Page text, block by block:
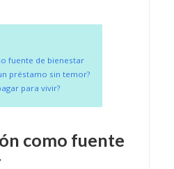
fuente de bienestar
préstamo sin temor?
para vivir?
como fuente